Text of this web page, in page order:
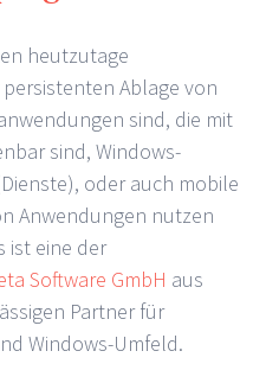
heutzutage
Ablage von
sind, die mit
sind, Windows-
oder auch mobile
Anwendungen nutzen
ist eine der
Software GmbH aus
Partner für
Windows-Umfeld.